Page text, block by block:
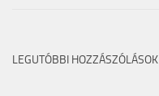
LEGUTÓBBI HOZZÁSZÓLÁSOK